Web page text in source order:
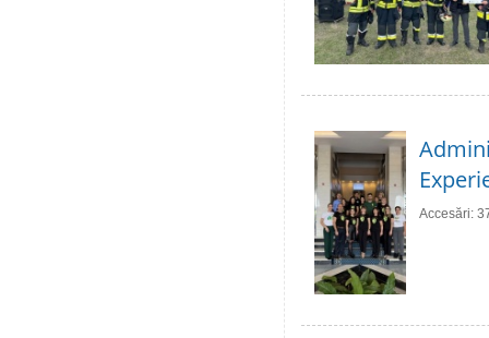
Accesări: